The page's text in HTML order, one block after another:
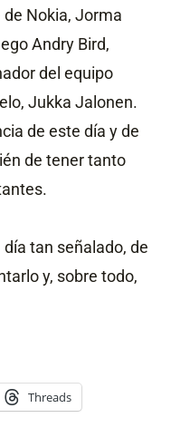
Nokia, Jorma
Andry Bird,
del equipo
Jukka Jalonen.
de este día y de
de tener tanto
tan señalado, de
y, sobre todo,
Threads